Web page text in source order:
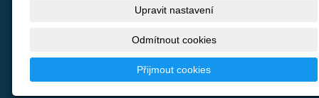
© 2026 WTS net, s.r.o. | Mapa webu
Upravit nastavení
Odmítnout cookies
Přijmout cookies